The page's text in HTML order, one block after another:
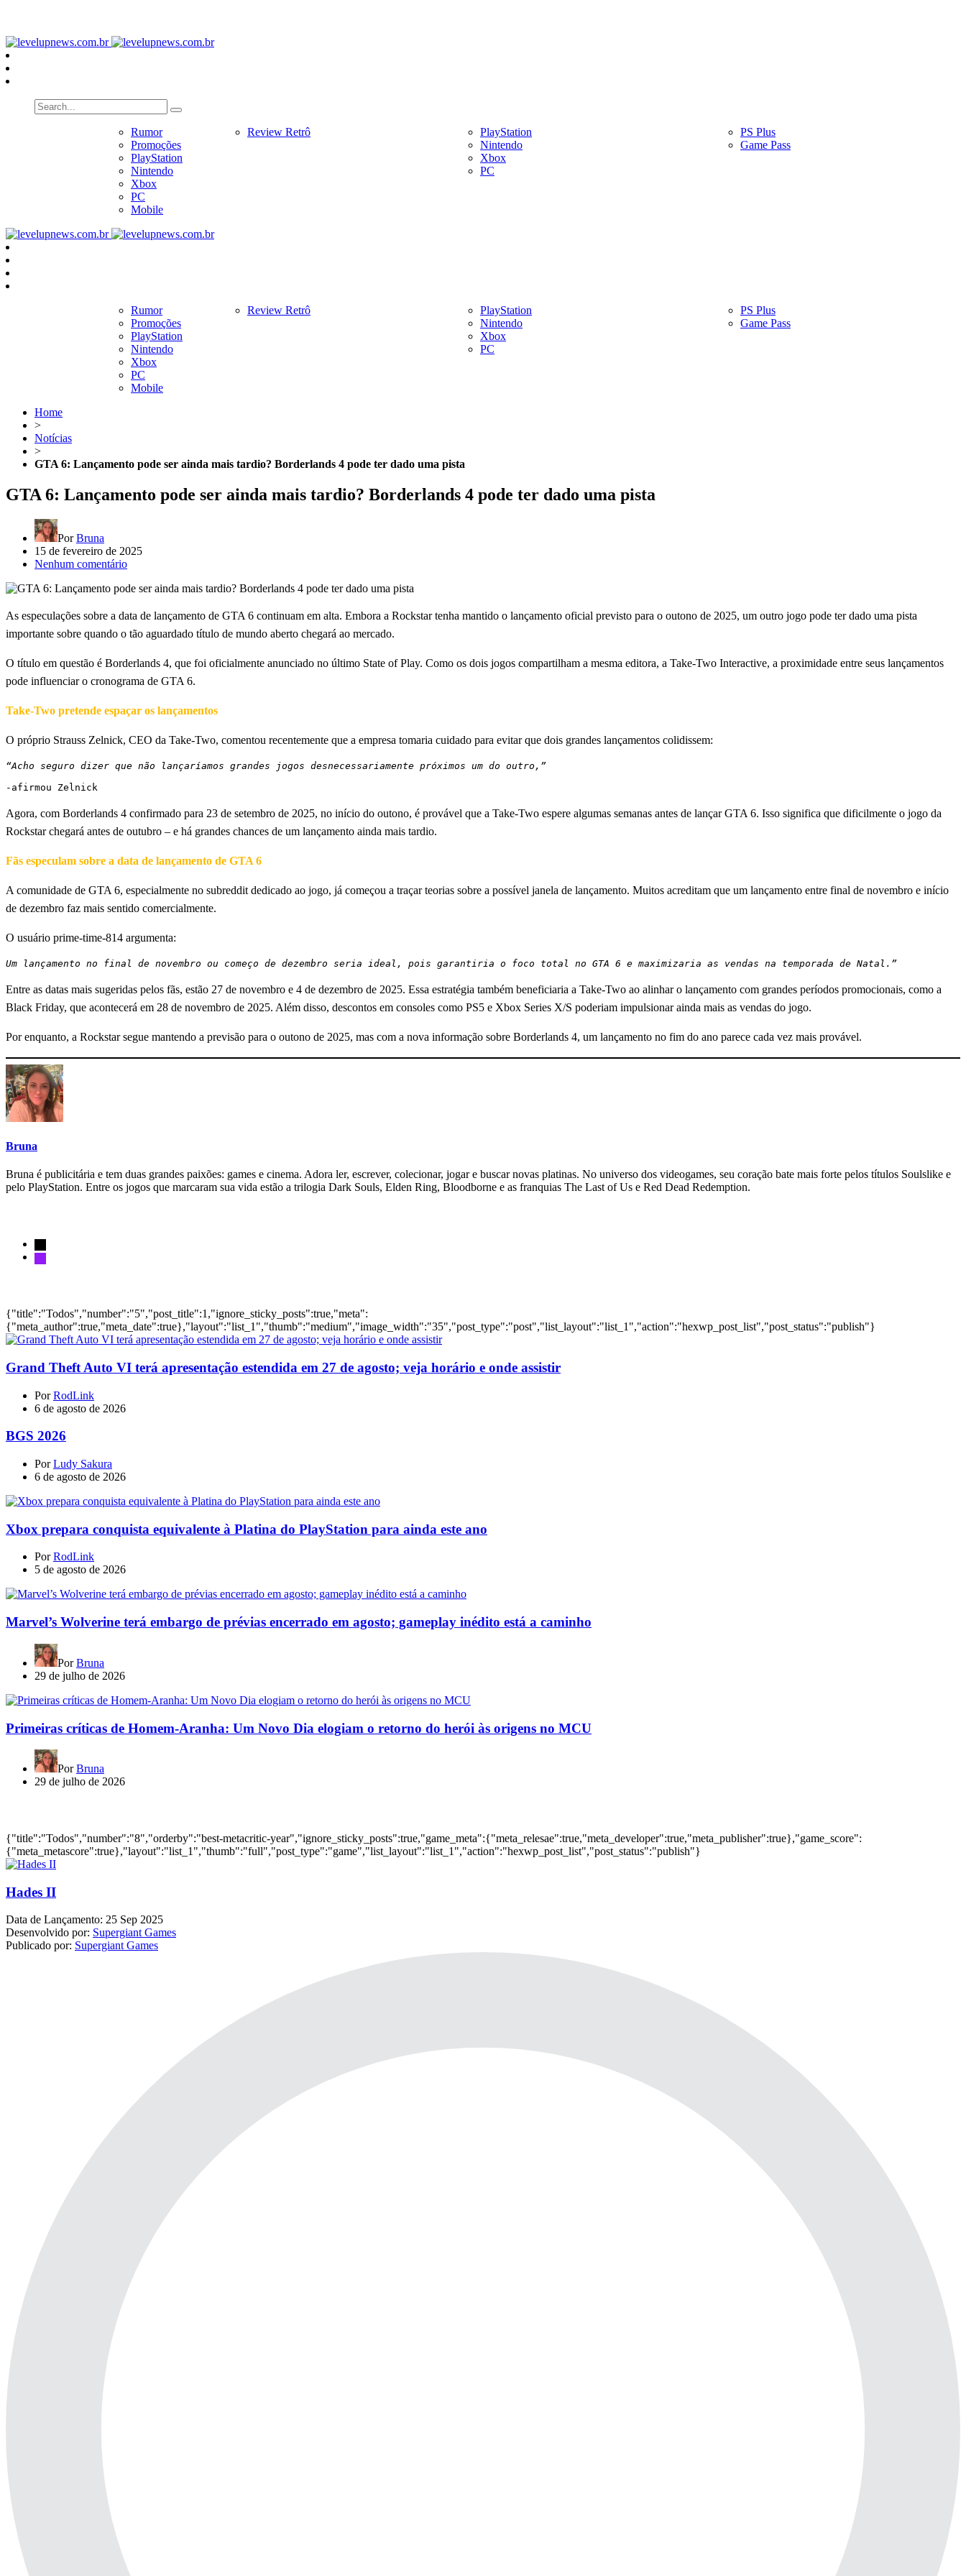
Rumor
Promoções
PlayStation
Nintendo
Xbox
PC
Mobile
Review Retrô
PlayStation
Nintendo
Xbox
PC
PS Plus
Game Pass
Rumor
Promoções
PlayStation
Nintendo
Xbox
PC
Mobile
Review Retrô
PlayStation
Nintendo
Xbox
PC
PS Plus
Game Pass
Home
>
Notícias
>
GTA 6: Lançamento pode ser ainda mais tardio? Borderlands 4 pode ter dado uma pista
GTA 6: Lançamento pode ser ainda mais tardio? Borderlands 4 pode ter dado uma pista
PorBruna
15 de fevereiro de 2025
Nenhum comentário
As especulações sobre a data de lançamento de GTA 6 continuam em alta. Embora a Rockstar tenha mantido o lançamento oficial previsto para o outono de 2025, um outro jogo pode ter dado uma pista
importante sobre quando o tão aguardado título de mundo aberto chegará ao mercado.
O título em questão é Borderlands 4, que foi oficialmente anunciado no último State of Play. Como os dois jogos compartilham a mesma editora, a Take-Two Interactive, a proximidade entre seus lançamentos
pode influenciar o cronograma de GTA 6.
Take-Two pretende espaçar os lançamentos
O próprio Strauss Zelnick, CEO da Take-Two, comentou recentemente que a empresa tomaria cuidado para evitar que dois grandes lançamentos colidissem:
“Acho seguro dizer que não lançaríamos grandes jogos desnecessariamente próximos um do outro,”
-afirmou Zelnick
Agora, com Borderlands 4 confirmado para 23 de setembro de 2025, no início do outono, é provável que a Take-Two espere algumas semanas antes de lançar GTA 6. Isso significa que dificilmente o jogo da
Rockstar chegará antes de outubro – e há grandes chances de um lançamento ainda mais tardio.
Fãs especulam sobre a data de lançamento de GTA 6
A comunidade de GTA 6, especialmente no subreddit dedicado ao jogo, já começou a traçar teorias sobre a possível janela de lançamento. Muitos acreditam que um lançamento entre final de novembro e início
de dezembro faz mais sentido comercialmente.
O usuário prime-time-814 argumenta:
Um lançamento no final de novembro ou começo de dezembro seria ideal, pois garantiria o foco total no GTA 6 e maximizaria as vendas na temporada de Natal.”
Entre as datas mais sugeridas pelos fãs, estão 27 de novembro e 4 de dezembro de 2025. Essa estratégia também beneficiaria a Take-Two ao alinhar o lançamento com grandes períodos promocionais, como a
Black Friday, que acontecerá em 28 de novembro de 2025. Além disso, descontos em consoles como PS5 e Xbox Series X/S poderiam impulsionar ainda mais as vendas do jogo.
Por enquanto, a Rockstar segue mantendo a previsão para o outono de 2025, mas com a nova informação sobre Borderlands 4, um lançamento no fim do ano parece cada vez mais provável.
Bruna
Bruna é publicitária e tem duas grandes paixões: games e cinema. Adora ler, escrever, colecionar, jogar e buscar novas platinas. No universo dos videogames, seu coração bate mais forte pelos títulos Soulslike e
pelo PlayStation. Entre os jogos que marcaram sua vida estão a trilogia Dark Souls, Elden Ring, Bloodborne e as franquias The Last of Us e Red Dead Redemption.
x
instagram
{"title":"Todos","number":"5","post_title":1,"ignore_sticky_posts":true,"meta":
{"meta_author":true,"meta_date":true},"layout":"list_1","thumb":"medium","image_width":"35","post_type":"post","list_layout":"list_1","action":"hexwp_post_list","post_status":"publish"}
Grand Theft Auto VI terá apresentação estendida em 27 de agosto; veja horário e onde assistir
PorRodLink
6 de agosto de 2026
BGS 2026
PorLudy Sakura
6 de agosto de 2026
Xbox prepara conquista equivalente à Platina do PlayStation para ainda este ano
PorRodLink
5 de agosto de 2026
Marvel’s Wolverine terá embargo de prévias encerrado em agosto; gameplay inédito está a caminho
PorBruna
29 de julho de 2026
Primeiras críticas de Homem-Aranha: Um Novo Dia elogiam o retorno do herói às origens no MCU
PorBruna
29 de julho de 2026
{"title":"Todos","number":"8","orderby":"best-metacritic-year","ignore_sticky_posts":true,"game_meta":{"meta_relesae":true,"meta_developer":true,"meta_publisher":true},"game_score":
{"meta_metascore":true},"layout":"list_1","thumb":"full","post_type":"game","list_layout":"list_1","action":"hexwp_post_list","post_status":"publish"}
Hades II
Data de Lançamento: 25 Sep 2025
Desenvolvido por: Supergiant Games
Publicado por: Supergiant Games